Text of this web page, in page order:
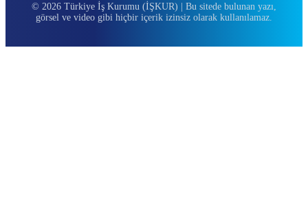
© 2026 Türkiye İş Kurumu (İŞKUR) | Bu sitede bulunan yazı,
görsel ve video gibi hiçbir içerik izinsiz olarak kullanılamaz.